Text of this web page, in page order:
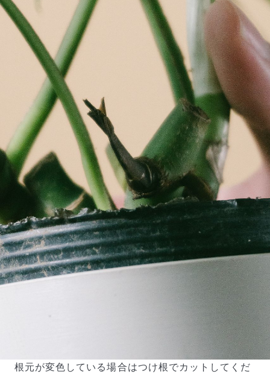
根元が変色している場合はつけ根でカットしてくだ